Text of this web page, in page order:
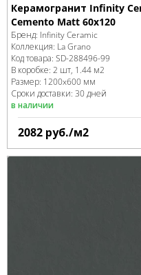
Керамогранит Infinity
Cemento Matt 60x120
Бренд: Infinity Ceramic
Коллекция: La Grano
Код товара: SD-288496-99
В коробке: 2 шт, 1.44 м2
Размер: 1200x600 мм
Сроки доставки: 30 дней
в наличии
2082 руб./м2